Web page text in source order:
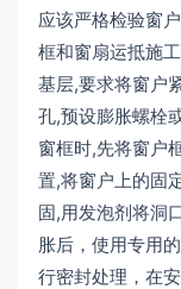
应该严格检验窗
框和窗扇运抵施
基层,要求将窗户
孔,预设膨胀螺栓
窗框时,先将窗户
置,将窗户上的固
固,用发泡剂将洞
胀后，使用专用
行密封处理，在